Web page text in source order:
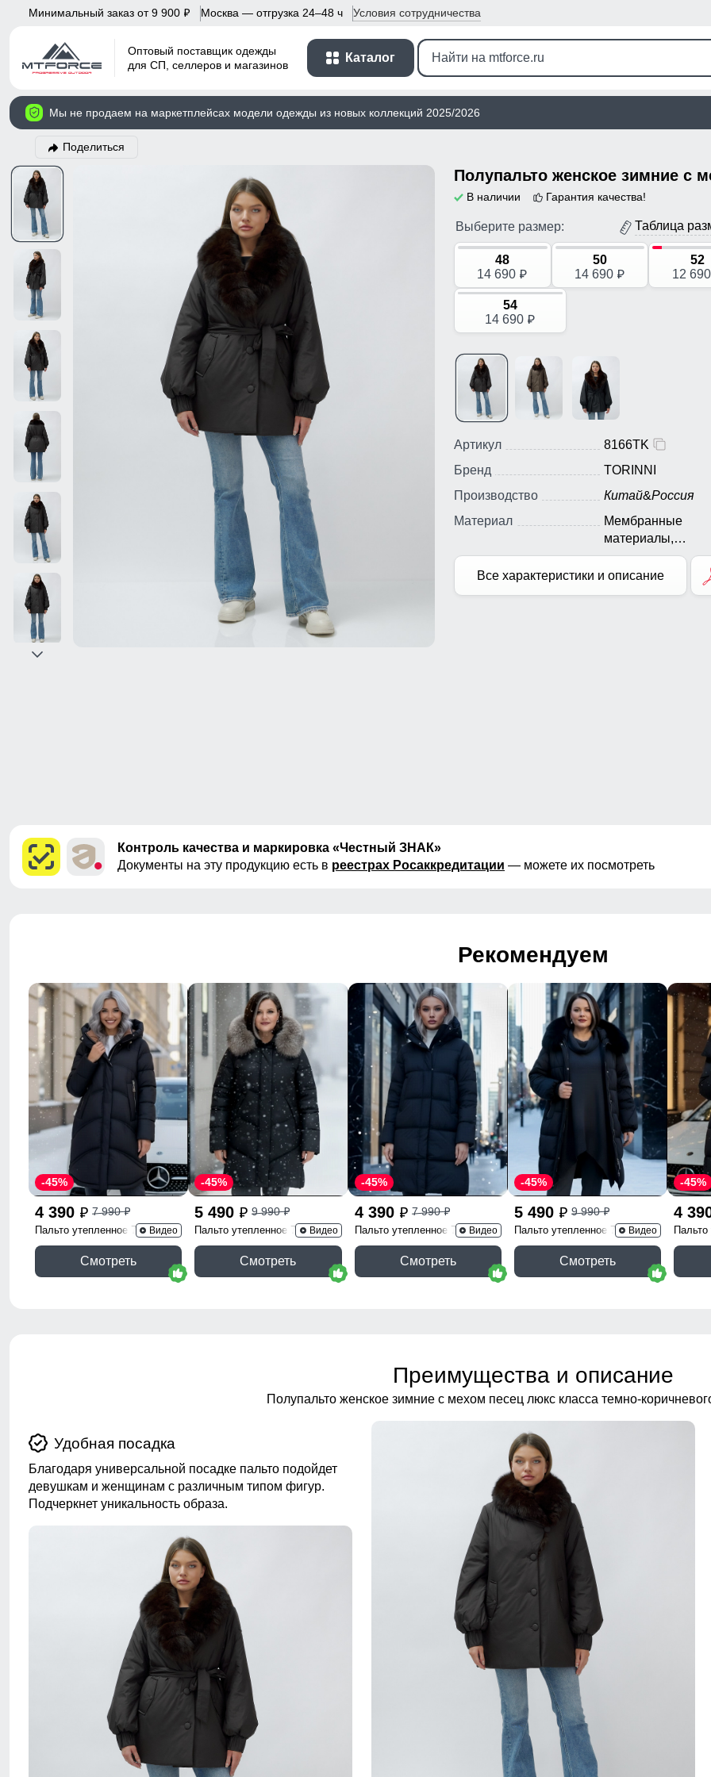
Минимальный заказ от 9 900 p Москва — отгрузка 24–48 ч Условия сотрудничества
Оптовый поставщик одежды
для СП, селлеров и магазинов
Каталог
Мы не продаем на маркетплейсах модели одежды из новых коллекций 2025/2026
Поделиться
В наличии Гарантия качества!
Выберите размер: Таблица
48
14 690 p
50
14 690 p
52
12 690
54
14 690 p
Артикул
8166TK
Бренд
TORINNI
Производство
Китай&Россия
Материал
Мембранные
материалы,
Натуральные
материалы,
Плащевка,
Все характеристики и описание
Контроль качества и маркировка «Честный ЗНАК»
Документы на эту продукцию есть в реестрах Росаккредитации — можете их посмотреть
Рекомендуем
4 390 p 7 990p
-45%
Пальто утепленное 7747Ch
Видео
Смотреть
5 490 p 9 990p
-45%
Пальто утепленное 7745Ch
Видео
Смотреть
4 390 p 7 990p
-45%
Пальто утепленное 7618Ch
Видео
Смотреть
5 490 p 9 990p
-45%
Пальто утепленное 7629Ch
Видео
Смотреть
4
-45%
Пальто
Преимущества и описание
Полупальто женское зимние с мехом песец люкс класса темно-
Удобная посадка
Благодаря универсальной посадке пальто подойдет
девушкам и женщинам с различным типом фигур.
Подчеркнет уникальность образа.